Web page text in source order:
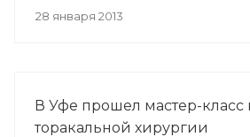
поддержки инициативы
28 января 2013
В Уфе прошел мастер-класс
торакальной хирургии